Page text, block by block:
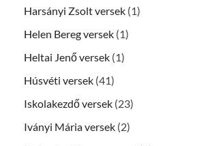
Harsányi Zsolt versek (1)
Helen Bereg versek (1)
Heltai Jenő versek (1)
Húsvéti versek (41)
Iskolakezdő versek (23)
Iványi Mária versek (2)